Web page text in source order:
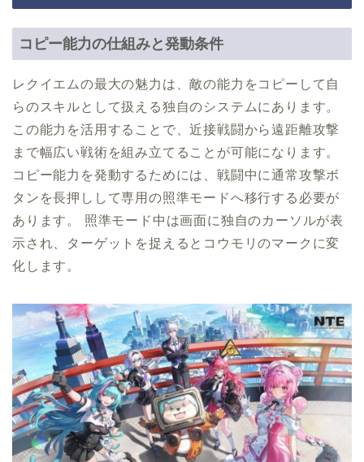
コピー能力の仕組みと発動条件
レクイエムの最大の魅力は、敵の能力をコピーして自
らのスキルとして扱える独自のシステムにあります。
この能力を活用することで、近接戦闘から遠距離攻撃
まで幅広い戦術を組み立てることが可能になります。
コピー能力を発動するためには、戦闘中に通常攻撃ボ
タンを長押しして専用の照準モードへ移行する必要が
あります。 照準モード中は画面に独自のカーソルが表
示され、ターゲットを捉えるとコウモリのマークに変
化します。